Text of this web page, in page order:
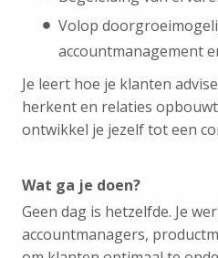
Volop
accountmanagement
Je leert hoe je klanten
herkent en relaties
ontwikkel je jezelf tot een
Wat ga je doen?
Geen dag is hetzelfde. Je
accountmanagers,